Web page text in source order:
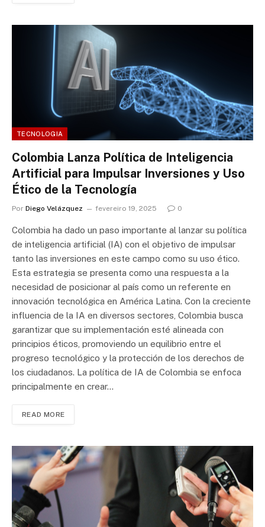
TECNOLOGIA
Colombia Lanza Política de Inteligencia
Artificial para Impulsar Inversiones y Uso
Ético de la Tecnología
Por Diego Velázquez fevereiro 19, 2025 0
Colombia ha dado un paso importante al lanzar su política
de inteligencia artificial (IA) con el objetivo de impulsar
tanto las inversiones en este campo como su uso ético.
Esta estrategia se presenta como una respuesta a la
necesidad de posicionar al país como un referente en
innovación tecnológica en América Latina. Con la creciente
influencia de la IA en diversos sectores, Colombia busca
garantizar que su implementación esté alineada con
principios éticos, promoviendo un equilibrio entre el
progreso tecnológico y la protección de los derechos de
los ciudadanos. La política de IA de Colombia se enfoca
principalmente en crear…
READ MORE